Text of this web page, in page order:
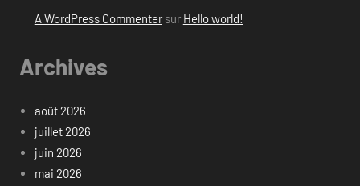
A WordPress Commentersur Hello world!
Archives
août 2026
juillet 2026
juin 2026
mai 2026